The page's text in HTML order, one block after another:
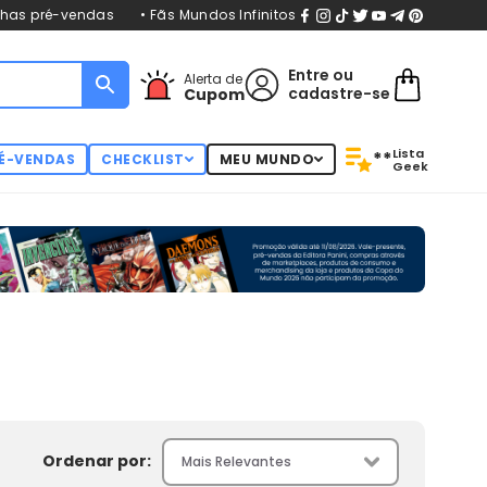
pré-vendas • Fãs Mundos Infinitos
Alerta de
Cupom
Entre ou
cadastre-se
VENDAS CHECKLIST MEU MUNDO **Lista
Geek
Ordenar por: